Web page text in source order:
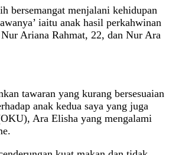
bersemangat menjalani kehidupan
iaitu anak hasil perkahwinan
Ariana Rahmat, 22, dan Nur Ara
tawaran yang kurang bersesuaian
anak kedua saya yang juga
Ara Elisha yang mengalami